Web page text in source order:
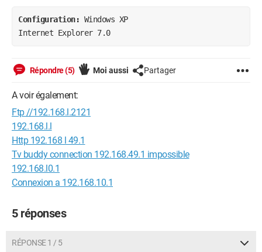
Configuration: Windows XP
Internet Explorer 7.0
Répondre (5) Moi aussi Partager
A voir également:
Ftp //192.168.l.2121
192.168.l.l
Http 192.168 l 49.1
Tv buddy connection 192.168.49.1 impossible
192.168.l0.1
Connexion a 192.168.10.1
5 réponses
RÉPONSE 1 / 5